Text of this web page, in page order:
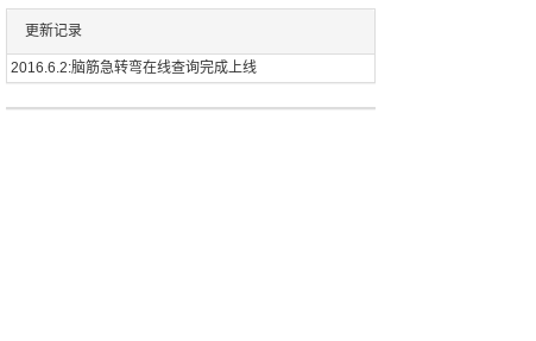
更新记录
2016.6.2:脑筋急转弯在线查询完成上线